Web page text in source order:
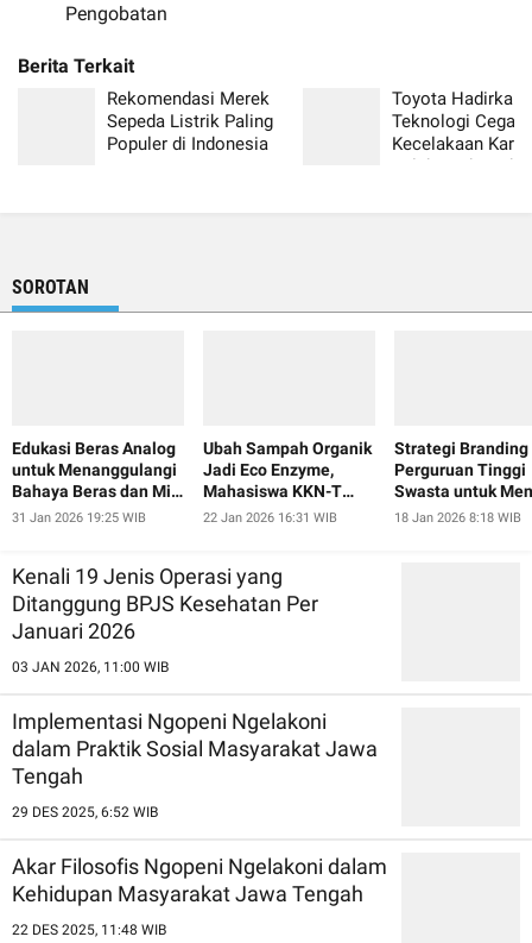
Pengobatan
Rekomendasi Merek
Sepeda Listrik Paling
Populer di Indonesia
Toyota Hadirkan
Teknologi Cegah
Kecelakaan
Salah Injak Pedal
SOROTAN
Edukasi Beras Analog
untuk Menanggulangi
Bahaya Beras dan Mie
Instan pada Ibu-Ibu
31 Jan 2026 19:25 WIB
Ubah Sampah Organik
Jadi Eco Enzyme,
Mahasiswa KKN-T
UNDIP Ajak Warga
22 Jan 2026 16:31 WIB
Strategi Branding
Perguruan Tinggi
Swasta untuk
Minat Calon
18 Jan 2026 8:18 WIB
Kenali 19 Jenis Operasi yang
Ditanggung BPJS Kesehatan Per
Januari 2026
03 JAN 2026, 11:00 WIB
Implementasi Ngopeni Ngelakoni
dalam Praktik Sosial Masyarakat Jawa
Tengah
29 DES 2025, 6:52 WIB
Akar Filosofis Ngopeni Ngelakoni dalam
Kehidupan Masyarakat Jawa Tengah
22 DES 2025, 11:48 WIB